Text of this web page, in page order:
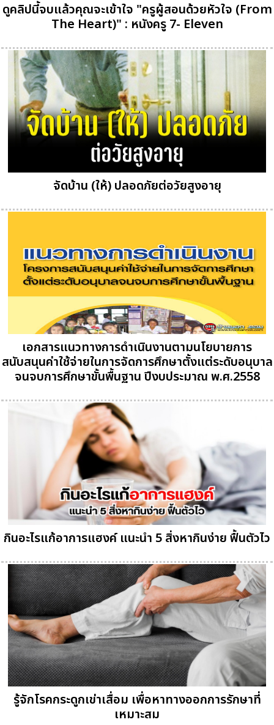
ดูคลิปนี้จบแล้วคุณจะเข้าใจ "ครูผู้สอนด้วยหัวใจ (From
The Heart)" : หนังครู 7- Eleven
จัดบ้าน (ให้) ปลอดภัยต่อวัยสูงอายุ
เอกสารแนวทางการดำเนินงานตามนโยบายการ
สนับสนุนค่าใช้จ่ายในการจัดการศึกษาตั้งแต่ระดับอนุบาล
จนจบการศึกษาขั้นพื้นฐาน ปีงบประมาณ พ.ศ.2558
กินอะไรแก้อาการแฮงค์ แนะนำ 5 สิ่งหากินง่าย ฟื้นตัวไว
รู้จักโรคกระดูกเข่าเสื่อม เพื่อหาทางออกการรักษาที่
เหมาะสม